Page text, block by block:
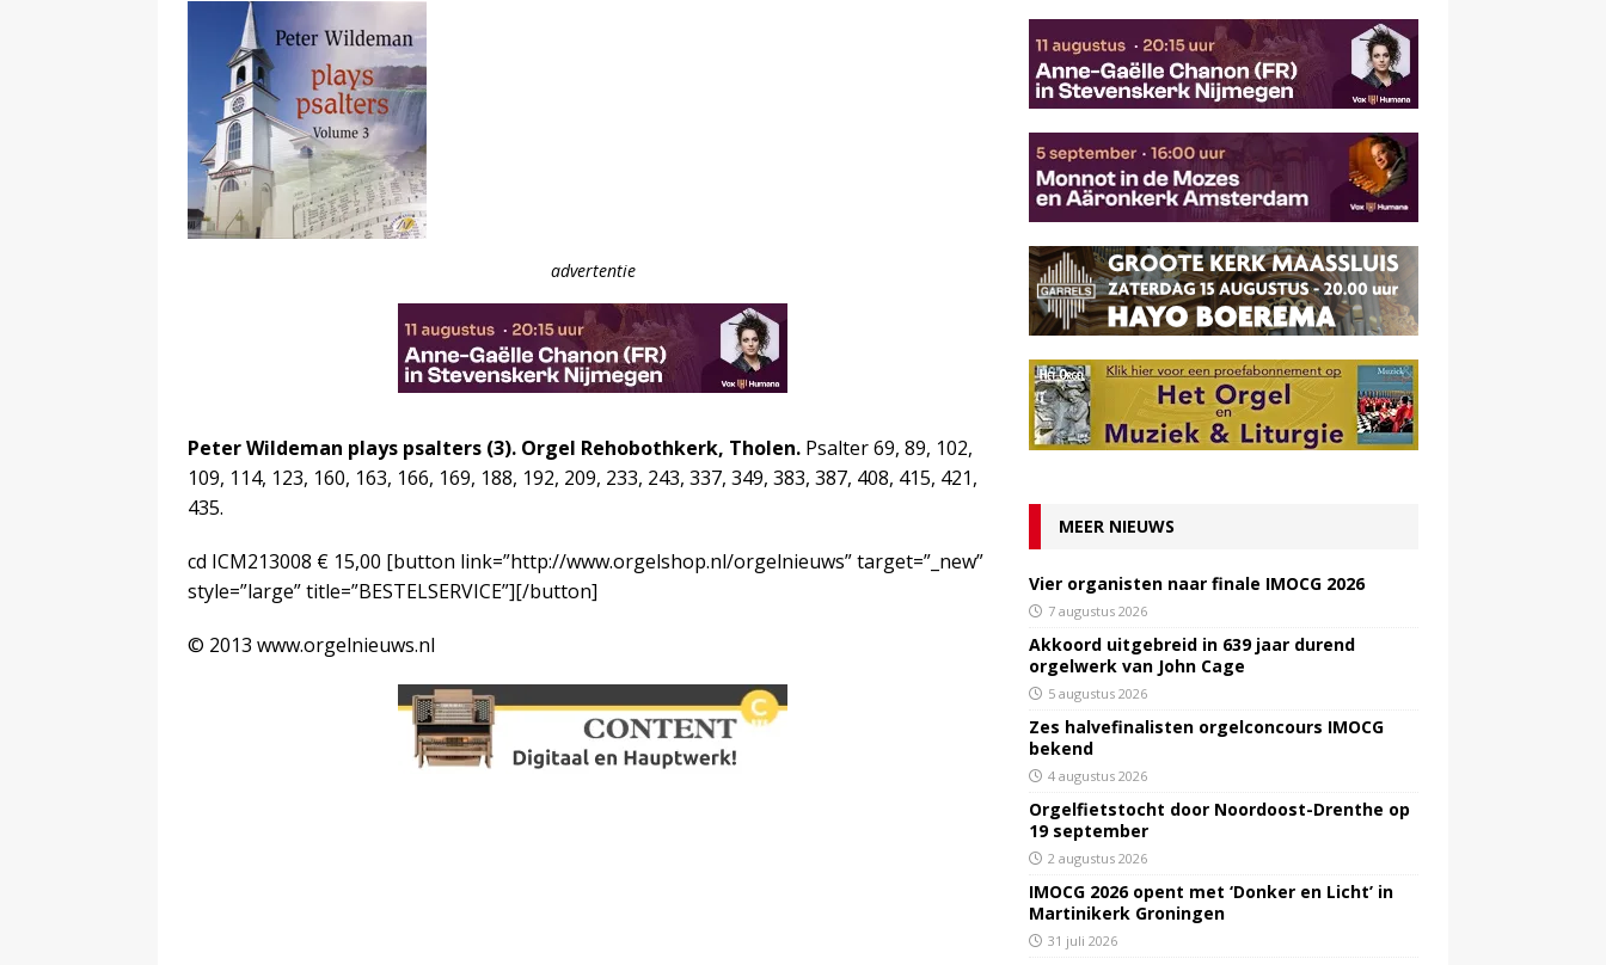
advertentie
Peter Wildeman plays psalters (3). Orgel Rehobothkerk, Tholen. Psalter 69, 89, 102,
109, 114, 123, 160, 163, 166, 169, 188, 192, 209, 233, 243, 337, 349, 383, 387, 408, 415, 421,
435.
cd ICM213008 € 15,00 [button link=”http://www.orgelshop.nl/orgelnieuws” target=”_new”
style=”large” title=”BESTELSERVICE”][/button]
© 2013 www.orgelnieuws.nl
MEER NIEUWS
Vier organisten naar finale IMOCG 2026
7 augustus 2026
Akkoord uitgebreid in 639 jaar durend
orgelwerk van John Cage
5 augustus 2026
Zes halvefinalisten orgelconcours IMOCG
bekend
4 augustus 2026
Orgelfietstocht door Noordoost-Drenthe op
19 september
2 augustus 2026
IMOCG 2026 opent met ‘Donker en Licht’ in
Martinikerk Groningen
31 juli 2026